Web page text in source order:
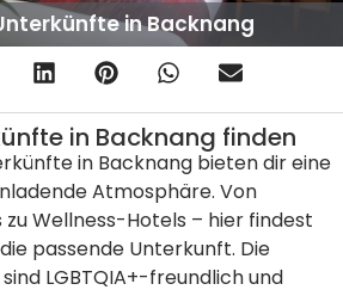
in Backnang
in Backnang finden
in Backnang bieten dir eine
Atmosphäre. Von
Wellness-Hotels – hier findest
passende Unterkunft. Die
LGBTQIA+-freundlich und